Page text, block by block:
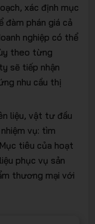
xác định mục
đàm phán giá cả
nghiệp có thể
theo từng
sẽ tiếp nhận
nhu cầu thị
liệu, vật tư đầu
vụ: tìm
tiêu của hoạt
phục vụ sản
thương mại với